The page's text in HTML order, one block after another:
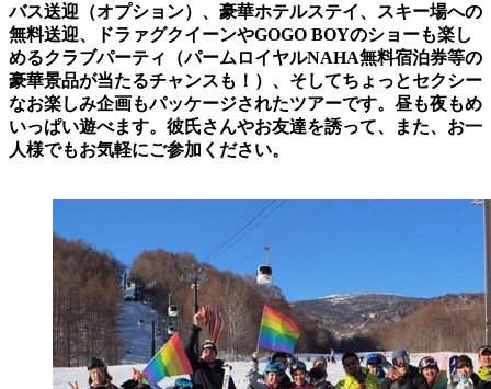
バス送迎（オプション）、豪華ホテルステイ、スキー場への
無料送迎、ドラァグクイーンやGOGO BOYのショーも楽し
めるクラブパーティ（パームロイヤルNAHA無料宿泊券等の
豪華景品が当たるチャンスも！）、そしてちょっとセクシー
なお楽しみ企画もパッケージされたツアーです。昼も夜もめ
いっぱい遊べます。彼氏さんやお友達を誘って、また、お一
人様でもお気軽にご参加ください。